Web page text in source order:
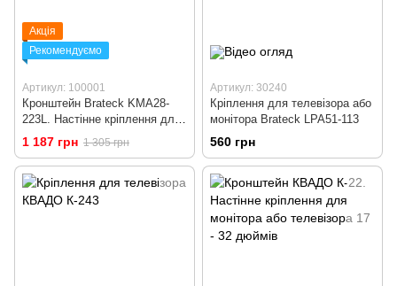
Акція
Рекомендуємо
Артикул: 100001
Кронштейн Brateck KMA28-
223L. Настінне кріплення для
телевізора
1 187 грн 1 305 грн
Артикул: 30240
Кріплення для телевізора або
монітора Brateck LPA51-113
560 грн